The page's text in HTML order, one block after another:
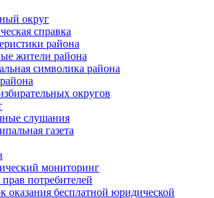
округ
справка
района
жители района
символика района
округов
слушания
газета
мониторинг
потребителей
оказания бесплатной юридической